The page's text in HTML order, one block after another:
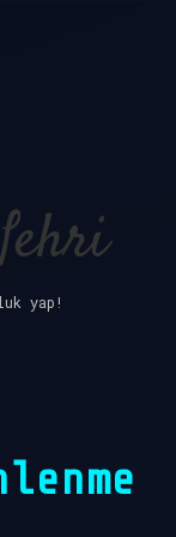
yap!